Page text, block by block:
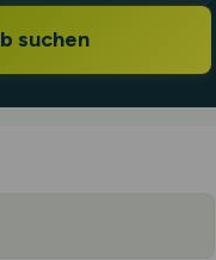
suchen